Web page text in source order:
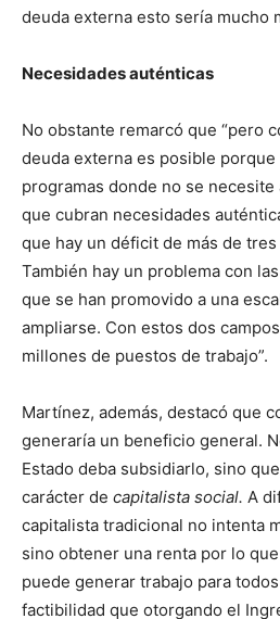
deuda externa esto sería mucho
Necesidades auténticas
No obstante remarcó que “pero
deuda externa es posible
programas donde no se necesite
que cubran necesidades
que hay un déficit de más de
También hay un problema con
que se han promovido a una
ampliarse. Con estos dos
millones de puestos de trabajo”.
Martínez, además, destacó que
generaría un beneficio general.
Estado deba subsidiarlo, sino
carácter de capitalista social. A
capitalista tradicional no intenta
sino obtener una renta por lo
puede generar trabajo para
factibilidad que otorgando el